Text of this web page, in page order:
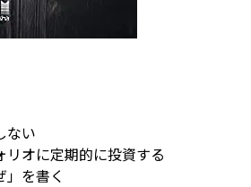
ない
リオに定期的に投資する
」を書く